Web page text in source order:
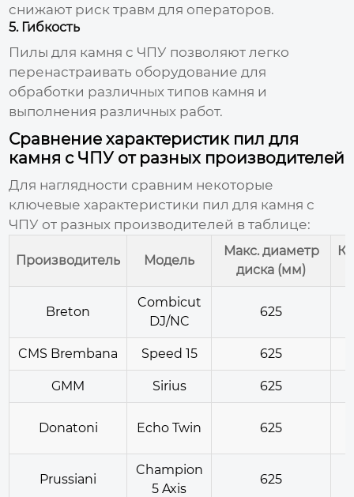
снижают риск травм для операторов.
5. Гибкость
Пилы для камня с ЧПУ позволяют легко
перенастраивать оборудование для
обработки различных типов камня и
выполнения различных работ.
Сравнение характеристик пил для
камня с ЧПУ от разных производителей
Для наглядности сравним некоторые
ключевые характеристики пил для камня с
ЧПУ от разных производителей в таблице:
Производитель Модель
Макс. диаметр
диска (мм)
Breton
Combicut
DJ/NC
625
CMS Brembana Speed 15 625
GMM Sirius 625
Donatoni Echo Twin 625
Prussiani
Champion
5 Axis
625